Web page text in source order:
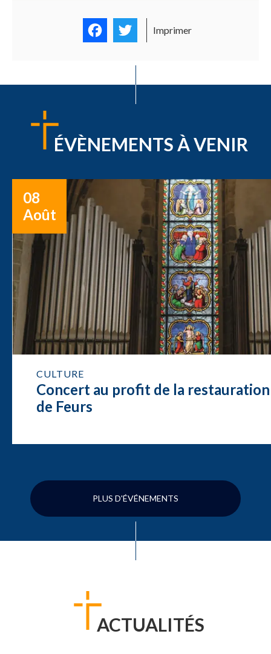
FacebookTwitter
Imprimer
ÉVÈNEMENTS À VENIR
08
Août
CULTURE
Concert au profit de la restauration
de Feurs
PLUS D'ÉVÉNEMENTS
ACTUALITÉS